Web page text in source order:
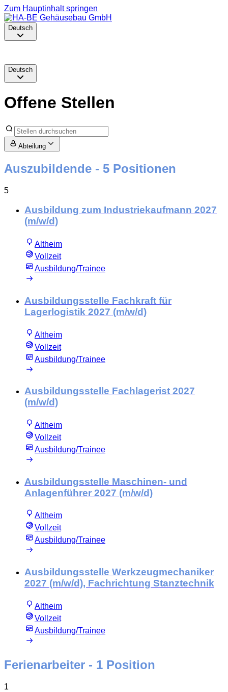
Zum Hauptinhalt springen
Deutsch
Deutsch
Offene Stellen
Abteilung
Auszubildende - 5 Positionen
5
Ausbildung zum Industriekaufmann 2027
(m/w/d)
Altheim
Vollzeit
Ausbildung/Trainee
Ausbildungsstelle Fachkraft für
Lagerlogistik 2027 (m/w/d)
Altheim
Vollzeit
Ausbildung/Trainee
Ausbildungsstelle Fachlagerist 2027
(m/w/d)
Altheim
Vollzeit
Ausbildung/Trainee
Ausbildungsstelle Maschinen- und
Anlagenführer 2027 (m/w/d)
Altheim
Vollzeit
Ausbildung/Trainee
Ausbildungsstelle Werkzeugmechaniker
2027 (m/w/d), Fachrichtung Stanztechnik
Altheim
Vollzeit
Ausbildung/Trainee
Ferienarbeiter - 1 Position
1